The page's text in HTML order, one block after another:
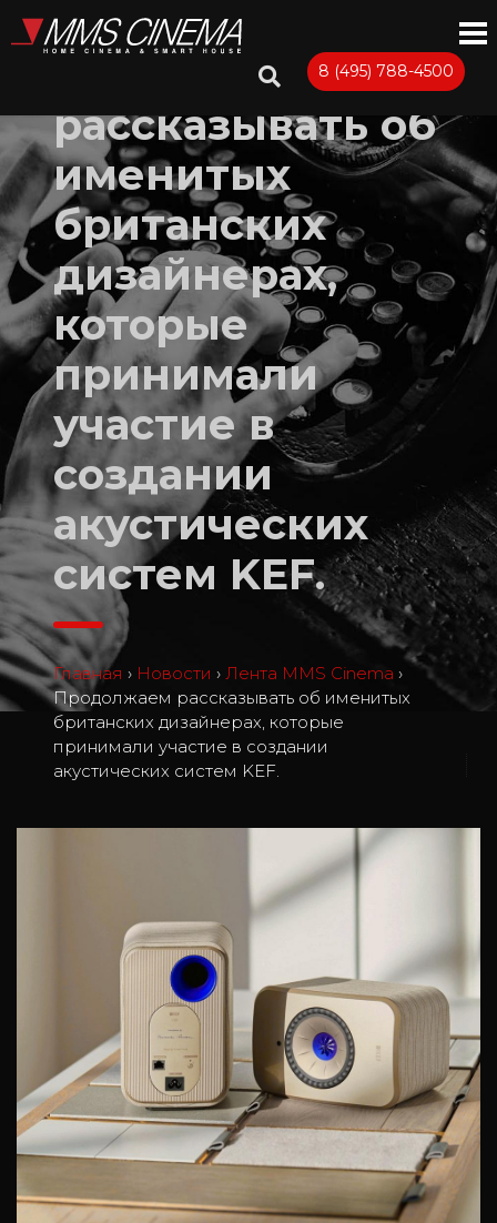
8 (495) 788-4500
Продолжаем
рассказывать об
именитых
британских
дизайнерах,
которые
принимали
участие в
создании
акустических
систем KEF.
Главная › Новости › Лента MMS Cinema ›
Продолжаем рассказывать об именитых
британских дизайнерах, которые
принимали участие в создании
акустических систем KEF.